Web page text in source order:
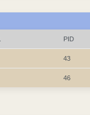
PID
43
46